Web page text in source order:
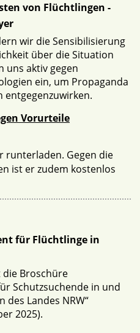
von Flüchtlingen -
wir die Sensibilisierung
über die Situation
uns aktiv gegen
ein, um Propaganda
entgegenzuwirken.
Vorurteile
runterladen. Gegen die
ist er zudem kostenlos
für Flüchtlinge in
die Broschüre
Schutzsuchende in und
Landes NRW“
2025).